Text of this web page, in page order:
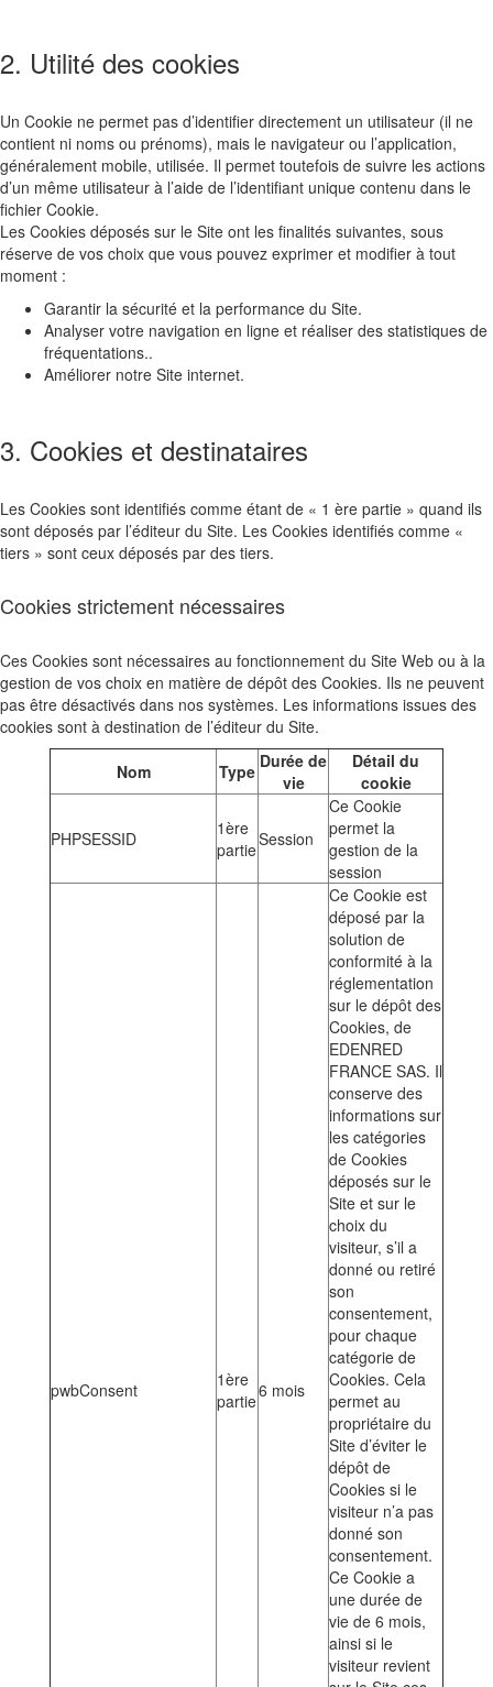
2. Utilité des cookies
Un Cookie ne permet pas d’identifier directement un utilisateur (il ne
contient ni noms ou prénoms), mais le navigateur ou l’application,
généralement mobile, utilisée. Il permet toutefois de suivre les actions
d’un même utilisateur à l’aide de l’identifiant unique contenu dans le
fichier Cookie.
Les Cookies déposés sur le Site ont les finalités suivantes, sous
réserve de vos choix que vous pouvez exprimer et modifier à tout
moment :
Garantir la sécurité et la performance du Site.
Analyser votre navigation en ligne et réaliser des statistiques de
fréquentations..
Améliorer notre Site internet.
3. Cookies et destinataires
Les Cookies sont identifiés comme étant de « 1 ère partie » quand ils
sont déposés par l’éditeur du Site. Les Cookies identifiés comme «
tiers » sont ceux déposés par des tiers.
Cookies strictement nécessaires
Ces Cookies sont nécessaires au fonctionnement du Site Web ou à la
gestion de vos choix en matière de dépôt des Cookies. Ils ne peuvent
pas être désactivés dans nos systèmes. Les informations issues des
cookies sont à destination de l’éditeur du Site.
Nom Type Durée de
vie
Détail du
cookie
PHPSESSID
1ère
partieSession
Ce Cookie
permet la
gestion de la
session
pwbConsent
1ère
partie6 mois
Ce Cookie est
déposé par la
solution de
conformité à la
réglementation
sur le dépôt des
Cookies, de
EDENRED
FRANCE SAS. Il
conserve des
informations sur
les catégories
de Cookies
déposés sur le
Site et sur le
choix du
visiteur, s’il a
donné ou retiré
son
consentement,
pour chaque
catégorie de
Cookies. Cela
permet au
propriétaire du
Site d’éviter le
dépôt de
Cookies si le
visiteur n’a pas
donné son
consentement.
Ce Cookie a
une durée de
vie de 6 mois,
ainsi si le
visiteur revient